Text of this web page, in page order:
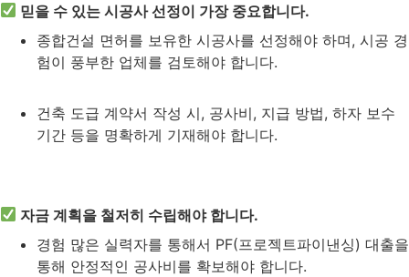
믿을 수 있는 시공사 선정이 가장 중요합니다.
종합건설 면허를 보유한 시공사를 선정해야 하며, 시공 경
험이 풍부한 업체를 검토해야 합니다.
건축 도급 계약서 작성 시, 공사비, 지급 방법, 하자 보수
기간 등을 명확하게 기재해야 합니다.
자금 계획을 철저히 수립해야 합니다.
경험 많은 실력자를 통해서 PF(프로젝트파이낸싱) 대출을
통해 안정적인 공사비를 확보해야 합니다.